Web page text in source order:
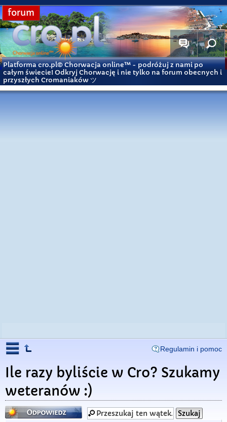
forum
Platforma cro.pl© Chorwacja online™ - podróżuj z nami po
całym świecie! Odkryj Chorwację i nie tylko na forum obecnych i
przyszłych Cromaniaków ツ
Regulamin i pomoc
Ile razy byliście w Cro? Szukamy
weteranów :)
Odpowiedz